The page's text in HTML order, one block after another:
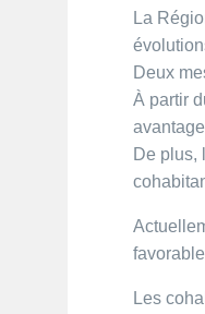
La
Deux
À partir
De plus,
Les